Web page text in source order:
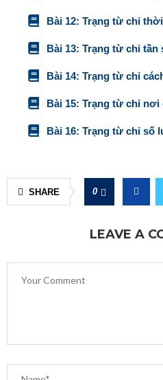
Bài 12: Trạng từ chỉ
Bài 13: Trạng từ chỉ
Bài 14: Trạng từ chỉ
Bài 15: Trạng từ chỉ
Bài 16: Trạng từ chỉ số
SHARE 0
LEAVE A